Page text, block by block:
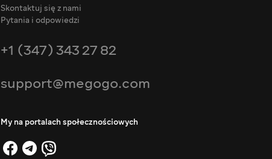
Skontaktuj się z nami
Pytania i odpowiedzi
+1 (347) 343 27 82
support@megogo.com
My na portalach społecznościowych